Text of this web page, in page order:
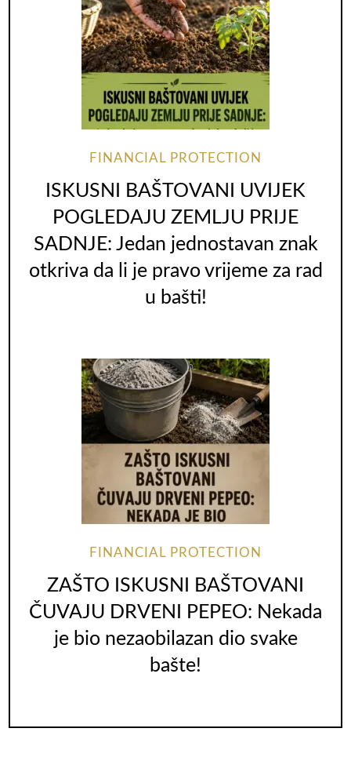
FINANCIAL PROTECTION
ISKUSNI BAŠTOVANI UVIJEK
POGLEDAJU ZEMLJU PRIJE
SADNJE: Jedan jednostavan znak
otkriva da li je pravo vrijeme za rad
u bašti!
FINANCIAL PROTECTION
ZAŠTO ISKUSNI BAŠTOVANI
ČUVAJU DRVENI PEPEO: Nekada
je bio nezaobilazan dio svake
bašte!